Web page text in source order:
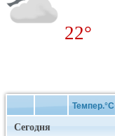
22°
Темпер.°C
Сегодня